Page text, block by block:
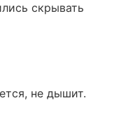
скрывать
не дышит.